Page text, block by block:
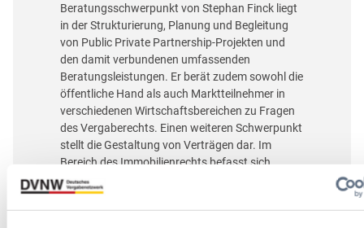
Beratungsschwerpunkt von Stephan Finck liegt
in der Strukturierung, Planung und Begleitung
von Public Private Partnership-Projekten und
den damit verbundenen umfassenden
Beratungsleistungen. Er berät zudem sowohl die
öffentliche Hand als auch Marktteilnehmer in
verschiedenen Wirtschaftsbereichen zu Fragen
des Vergaberechts. Einen weiteren Schwerpunkt
stellt die Gestaltung von Verträgen dar. Im
Bereich des Immobilienrechts befasst sich
Stephan Finck überwiegend mit Miet- und
Nutzungsverhältnissen und der
baubegleitenden Rechtsberatung.